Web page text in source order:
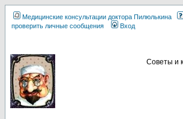
Медицинские консультации доктора Пилюлькина
проверить личные сообщения
Вход
Советы и